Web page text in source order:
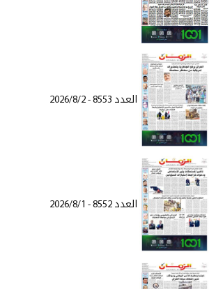
العدد 8553 - 2026/8/2
العدد 8552 - 2026/8/1